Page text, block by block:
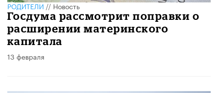
РОДИТЕЛИ//Новость
Госдума рассмотрит поправки о
расширении материнского
капитала
13 февраля